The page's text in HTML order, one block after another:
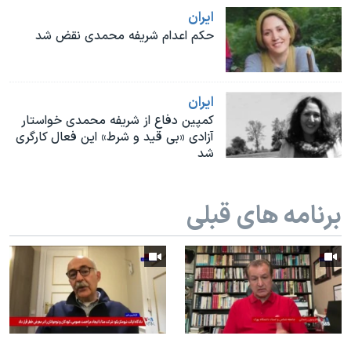
نرگس محمدی برنده جایزه نوبل صلح
همایش محافظه‌کاران آمریکا «سی‌پک»
سفر پرزیدنت ترامپ به چین
ايران
حکم اعدام شریفه محمدی نقض شد
ايران
کمپین دفاع از شریفه محمدی خواستار
آزادی «بی قید و شرط» این فعال کارگری
شد
برنامه های قبلی